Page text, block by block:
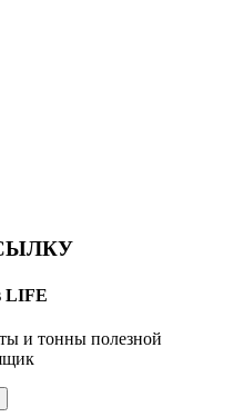
и тонны полезной